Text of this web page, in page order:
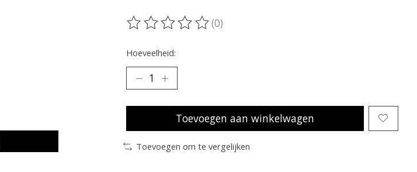
De beoordeling van dit product is
(0)
Hoeveelheid:
Toevoegen aan winkelwagen
Toevoegen om te vergelijken